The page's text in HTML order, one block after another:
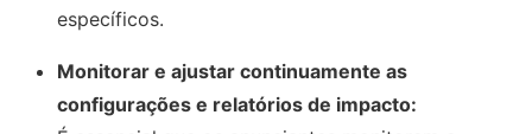
específicos.
Monitorar e ajustar continuamente as
configurações e relatórios de impacto: